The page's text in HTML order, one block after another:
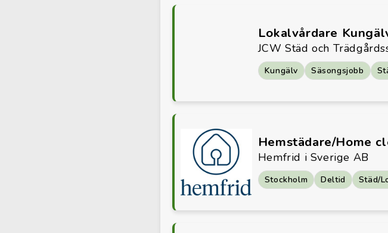
Lokalvårdare
JCW Städ och
Kungälv Säsongsjobb
Hemstädare/Home
Hemfrid i Sverige AB
Stockholm Deltid Städ/